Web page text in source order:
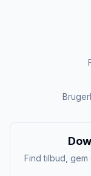
Find tilbud,